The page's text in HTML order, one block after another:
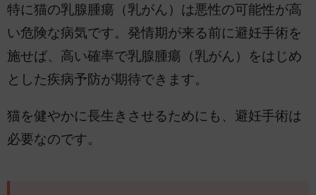
特に猫の乳腺腫瘍（乳がん）は悪性の可能性が高
い危険な病気です。発情期が来る前に避妊手術を
施せば、高い確率で乳腺腫瘍（乳がん）をはじめ
とした疾病予防が期待できます。
猫を健やかに長生きさせるためにも、避妊手術は
必要なのです。